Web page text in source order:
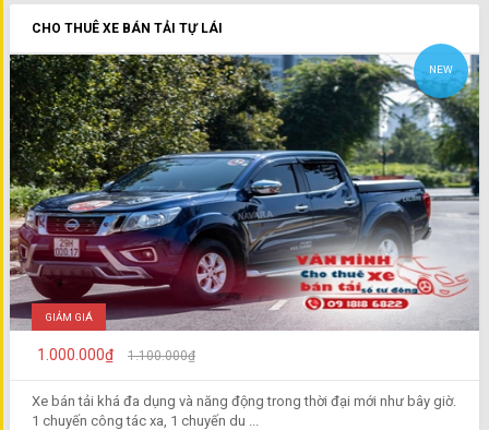
CHO THUÊ XE BÁN TẢI TỰ LÁI
NEW
GIẢM GIÁ
1.000.000₫ 1.100.000₫
Xe bán tải khá đa dụng và năng động trong thời đại mới như bây giờ.
1 chuyến công tác xa, 1 chuyến du ...